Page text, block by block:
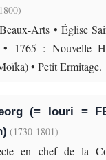
Arts • Église
1765 : Nouvelle
• Petit Ermitage.
(= Iouri =
(1730-1801)
en chef de la